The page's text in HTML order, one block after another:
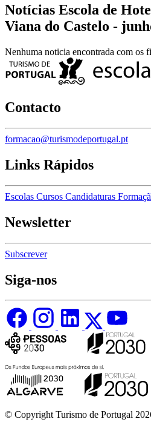
Notícias Escola de
Viana do Castelo -
Nenhuma noticia encontrada com os
Contacto
formacao@turismodeportugal.pt
Links Rápidos
Escolas Cursos Candidaturas
Newsletter
Subscrever
Siga-nos
© Copyright Turismo de Portugal